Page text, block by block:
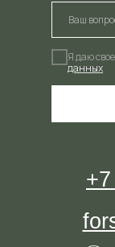
Я даю
данных